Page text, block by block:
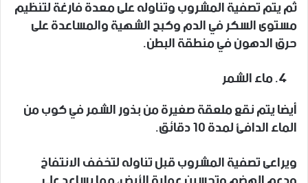
ثم يتم تصفية المشروب وتناوله على معدة فارغة لتنظيم
مستوى السكر في الدم وكبح الشهية والمساعدة على
حرق الدهون في منطقة البطن.
ماء الشمر
أيضا يتم نقع ملعقة صغيرة من بذور الشمر في كوب من
الماء الدافئ لمدة 10 دقائق.
ويراعى تصفية المشروب قبل تناوله لتخفف الانتفاخ